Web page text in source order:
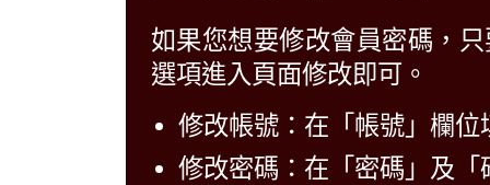
如果您想要修改會員密碼，
選項進入頁面修改即可。
修改帳號：在「帳號」欄
修改密碼：在「密碼」及